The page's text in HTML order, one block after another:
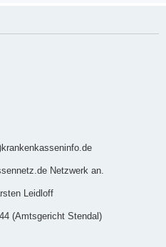
Netzwerk an.
Leidloff
(Amtsgericht Stendal)